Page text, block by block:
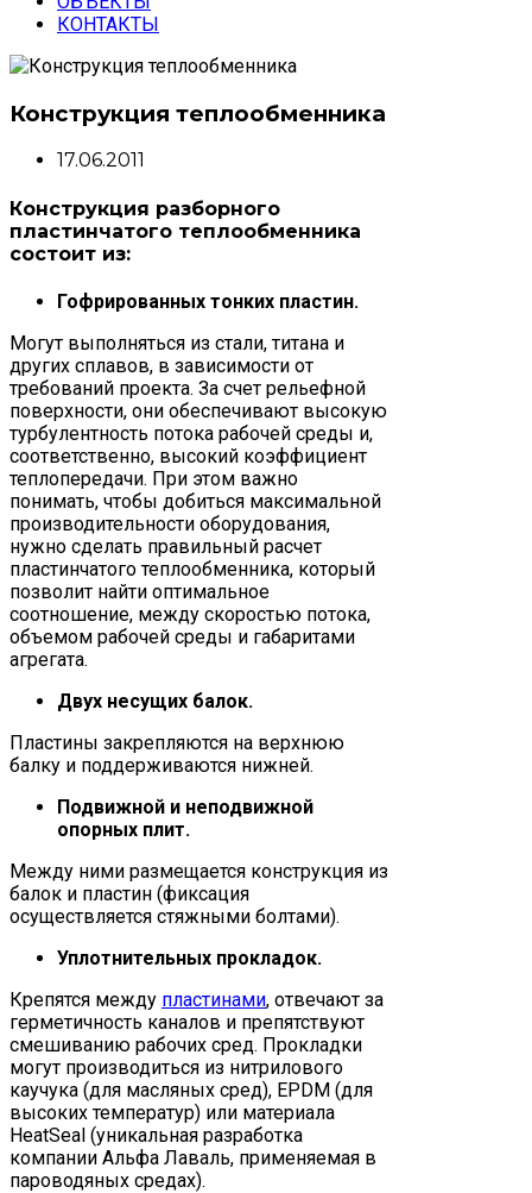
КОНТАКТЫ
Конструкция теплообменника
17.06.2011
Конструкция разборного
пластинчатого теплообменника
состоит из:
Гофрированных тонких пластин.
Могут выполняться из стали, титана и
других сплавов, в зависимости от
требований проекта. За счет рельефной
поверхности, они обеспечивают высокую
турбулентность потока рабочей среды и,
соответственно, высокий коэффициент
теплопередачи. При этом важно
понимать, чтобы добиться максимальной
производительности оборудования,
нужно сделать правильный расчет
пластинчатого теплообменника, который
позволит найти оптимальное
соотношение, между скоростью потока,
объемом рабочей среды и габаритами
агрегата.
Двух несущих балок.
Пластины закрепляются на верхнюю
балку и поддерживаются нижней.
Подвижной и неподвижной
опорных плит.
Между ними размещается конструкция из
балок и пластин (фиксация
осуществляется стяжными болтами).
Уплотнительных прокладок.
Крепятся между пластинами, отвечают за
герметичность каналов и препятствуют
смешиванию рабочих сред. Прокладки
могут производиться из нитрилового
каучука (для масляных сред), EPDM (для
высоких температур) или материала
HeatSeal (уникальная разработка
компании Альфа Лаваль, применяемая в
пароводяных средах).